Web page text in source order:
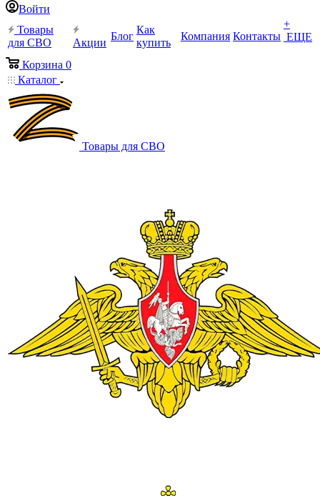
Войти
Товары
для СВО
Акции
Блог
Как
купить
Компания Контакты
+
ЕЩЕ
Корзина 0
Каталог
Товары для СВО